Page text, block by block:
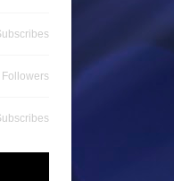
Followers